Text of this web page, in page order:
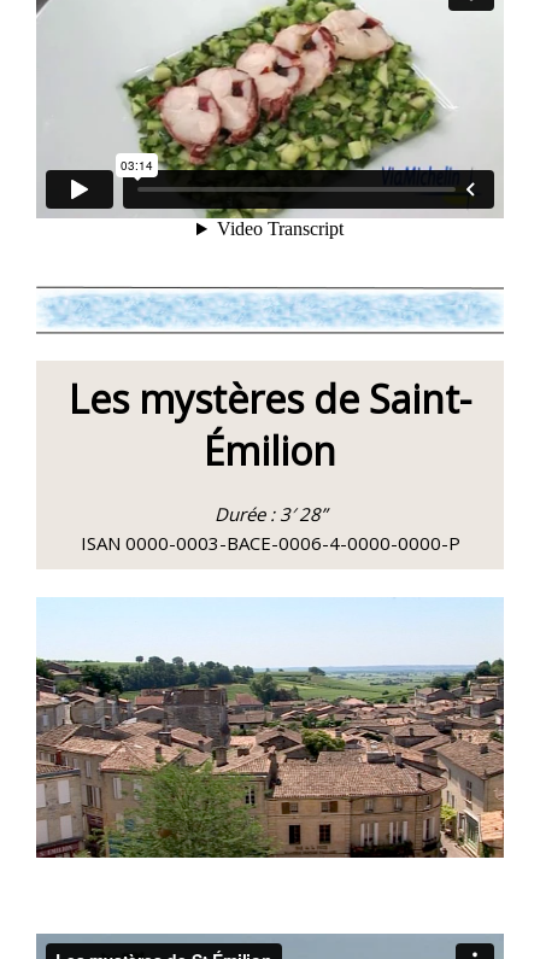
Les mystères de Saint-
Émilion
Durée : 3′ 28”
ISAN 0000-0003-BACE-0006-4-0000-0000-P